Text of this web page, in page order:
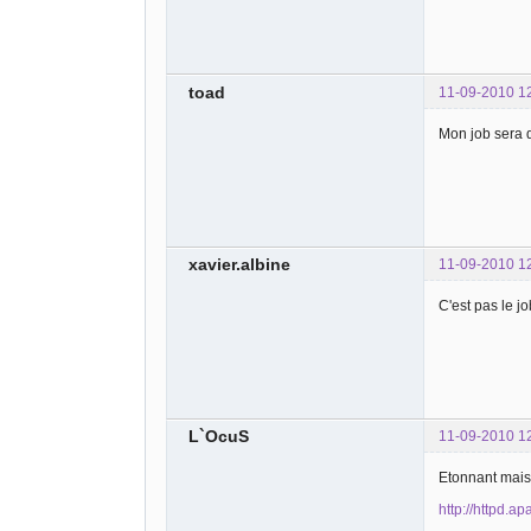
toad 11-09-2010
Mon job sera
xavier.albine 11-09-2010
C'est pas le
L`OcuS 11-09-2010
Etonnant
http://